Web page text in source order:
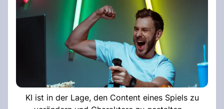
KI ist in der Lage, den Content eines Spiels zu